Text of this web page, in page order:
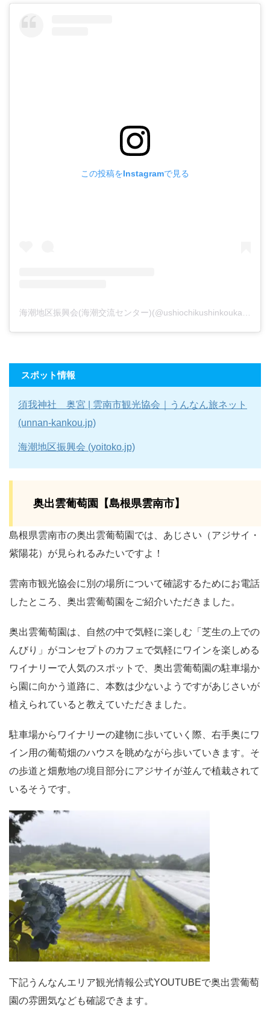
この投稿をInstagramで見る
海潮地区振興会(海潮交流センター)(@ushiochikushinkoukai)がシェアした投稿
スポット情報
須我神社 奥宮 | 雲南市観光協会｜うんなん旅ネット
(unnan-kankou.jp)
海潮地区振興会 (yoitoko.jp)
奥出雲葡萄園【島根県雲南市】
島根県雲南市の奥出雲葡萄園では、あじさい（アジサイ・
紫陽花）が見られるみたいですよ！
雲南市観光協会に別の場所について確認するためにお電話
したところ、奥出雲葡萄園をご紹介いただきました。
奥出雲葡萄園は、自然の中で気軽に楽しむ「芝生の上での
んびり」がコンセプトのカフェで気軽にワインを楽しめる
ワイナリーで人気のスポットで、奥出雲葡萄園の駐車場か
ら園に向かう道路に、本数は少ないようですがあじさいが
植えられていると教えていただきました。
駐車場からワイナリーの建物に歩いていく際、右手奥にワ
イン用の葡萄畑のハウスを眺めながら歩いていきます。そ
の歩道と畑敷地の境目部分にアジサイが並んで植栽されて
いるそうです。
下記うんなんエリア観光情報公式YOUTUBEで奥出雲葡萄
園の雰囲気なども確認できます。